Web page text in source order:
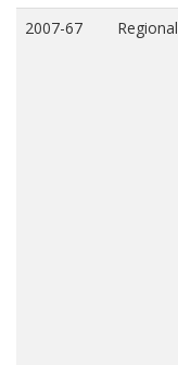
2007-67 Regional